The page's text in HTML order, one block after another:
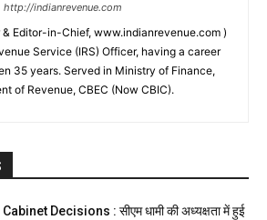
http://indianrevenue.com
& Editor-in-Chief, www.indianrevenue.com )
Service (IRS) Officer, having a career
35 years. Served in Ministry of Finance,
of Revenue, CBEC (Now CBIC).
Cabinet Decisions : सीएम धामी की अध्यक्षता में हुई